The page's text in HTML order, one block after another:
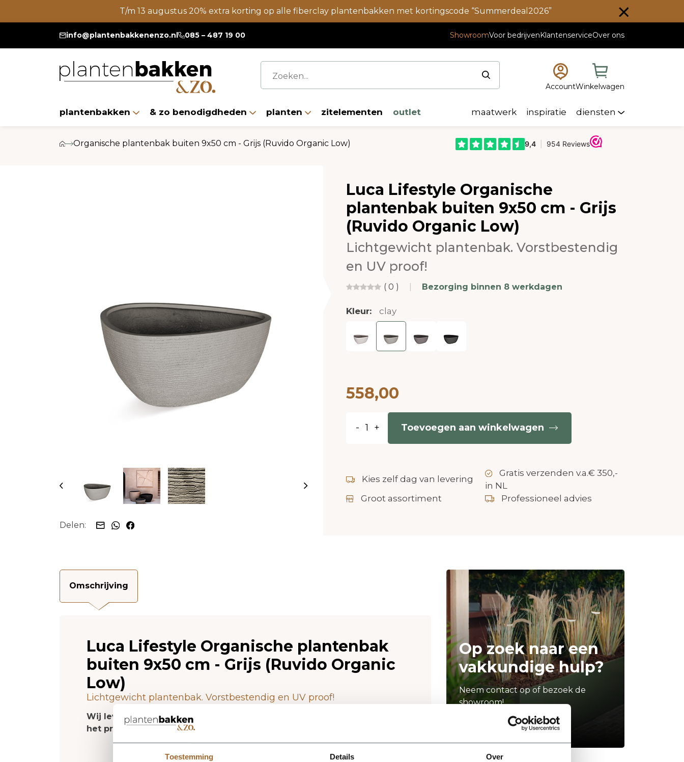
Toestemming Details Over
T/m 13 augustus 20% extra korting op alle fiberclay plantenbakken met kortingscode “Summerdeal2026”
info@plantenbakkenenzo.nl 085 – 487 19 00 ShowroomVoor bedrijvenKlantenserviceOver ons
AccountWinkelwagen
plantenbakken & zo benodigdheden planten zitelementen outlet maatwerk inspiratie diensten
Organische plantenbak buiten 9x50 cm - Grijs (Ruvido Organic Low)
Delen:
Luca Lifestyle Organische
plantenbak buiten 9x50 cm - Grijs
(Ruvido Organic Low)
Lichtgewicht plantenbak. Vorstbestendig
en UV proof!
( 0 ) Bezorging binnen 8 werkdagen
Kleur: clay
558,00
- + Toevoegen aan winkelwagen
Kies zelf dag van levering
Gratis verzenden v.a.€ 350,-
in NL
Groot assortiment
Professioneel advies
Omschrijving
Luca Lifestyle Organische plantenbak
buiten 9x50 cm - Grijs (Ruvido Organic
Low)
Lichtgewicht plantenbak. Vorstbestendig en UV proof!
Wij leveren rechtstreeks vanuit het magazijn van Luca Lifestyle. Mocht
het product niet op voorraad zijn, nemen we contact met je op.
Op zoek naar een
vakkundige hulp?
Neem contact op of bezoek de
showroom!
Stel je vraag